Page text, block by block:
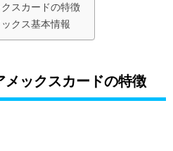
スカードの特徴
クス基本情報
メックスカードの特徴